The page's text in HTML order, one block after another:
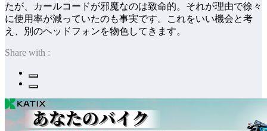
たが、カールコードが邪魔なのは致命的。それが理由で徐々
に使用率が減っていたのも事実です。これをいい機会と考
え、別のヘッドフォンを物色してきます。
Share with :